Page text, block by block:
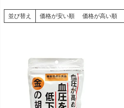
並び替え 価格が安い順 価格が高い順